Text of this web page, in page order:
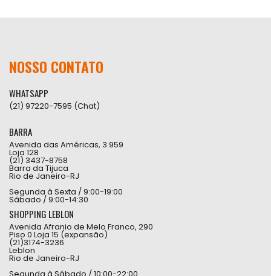
NOSSO CONTATO
WHATSAPP
(21) 97220-7595 (Chat)
BARRA
Avenida das Américas, 3.959
Loja 128
(21) 3437-8758
Barra da Tijuca
Rio de Janeiro-RJ
Segunda à Sexta / 9:00-19:00
Sábado / 9:00-14:30
SHOPPING LEBLON
Avenida Afranio de Melo Franco, 290
Piso 0 Loja 15 (expansão)
(21)3174-3236
Leblon
Rio de Janeiro-RJ